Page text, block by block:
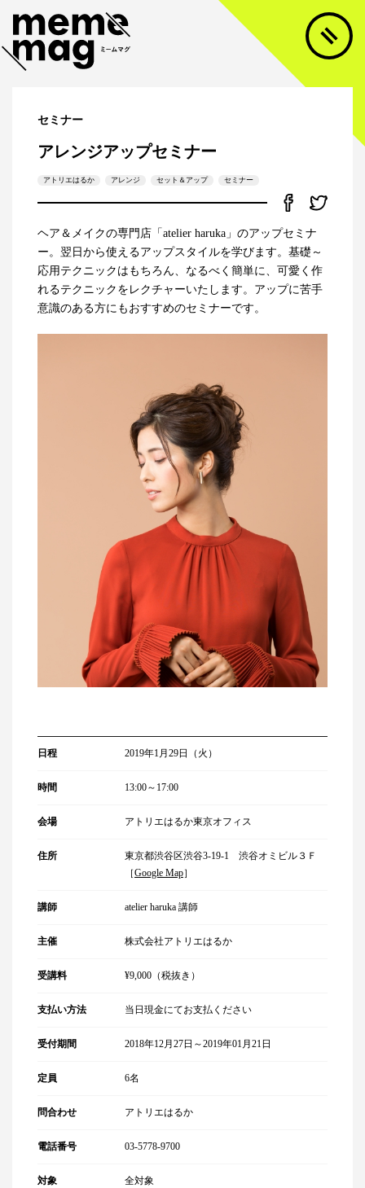
セミナー
アレンジアップセミナー
アトリエはるか アレンジ セット＆アップ セミナー
ヘア＆メイクの専門店「atelier haruka」のアップセミナ
ー。翌日から使えるアップスタイルを学びます。基礎～
応用テクニックはもちろん、なるべく簡単に、可愛く作
れるテクニックをレクチャーいたします。アップに苦手
意識のある方にもおすすめのセミナーです。
日程 2019年1月29日（火）
時間 13:00～17:00
会場 アトリエはるか東京オフィス
住所
東京都渋谷区渋谷3-19-1 渋谷オミビル３Ｆ
［Google Map］
講師 atelier haruka 講師
主催 株式会社アトリエはるか
受講料 ¥9,000（税抜き）
支払い方法 当日現金にてお支払ください
受付期間 2018年12月27日～2019年01月21日
定員 6名
問合わせ アトリエはるか
電話番号 03-5778-9700
対象 全対象